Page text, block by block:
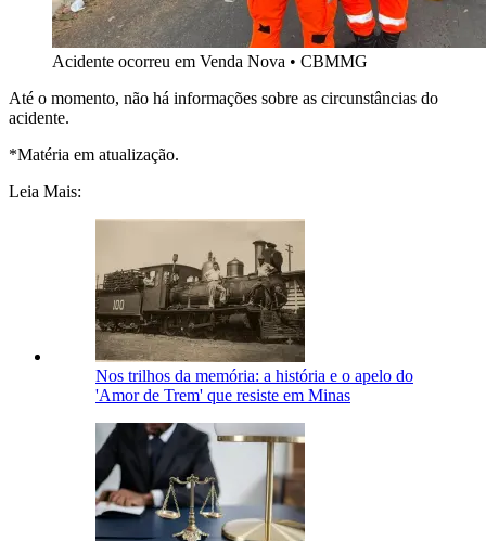
Acidente ocorreu em Venda Nova • CBMMG
Até o momento, não há informações sobre as circunstâncias do
acidente.
*Matéria em atualização.
Leia Mais:
Nos trilhos da memória: a história e o apelo do
'Amor de Trem' que resiste em Minas